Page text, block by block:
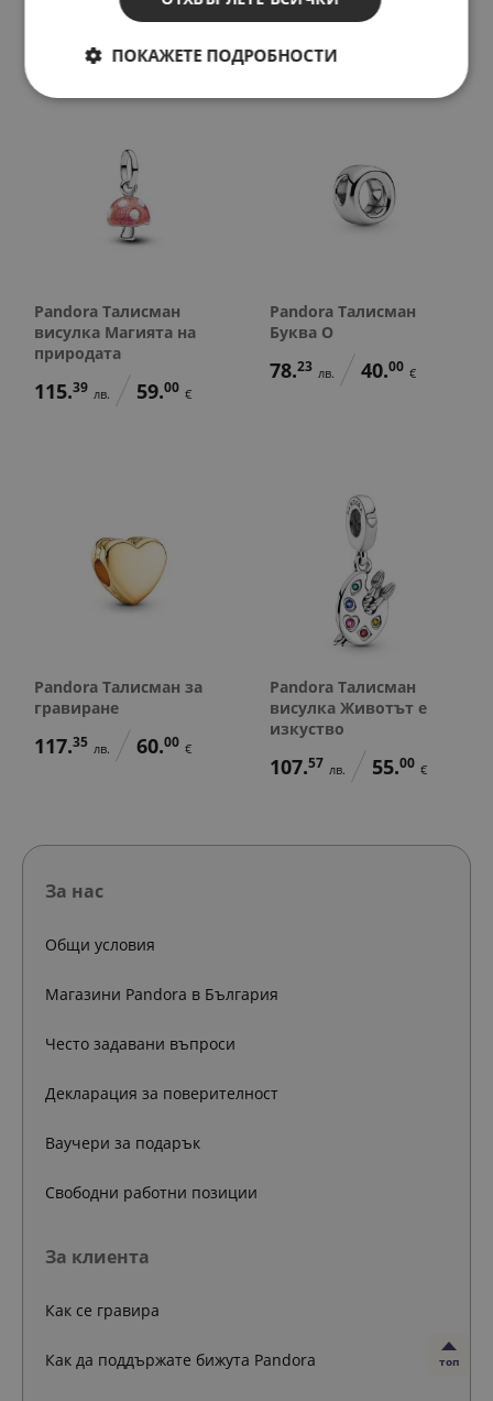
65. € 39.00
Pandora Талисман
висулка Магията на
природата
115.39 лв. 59.00 €
Pandora Талисман
Буква O
78.23 лв. 40.00 €
Pandora Талисман за
гравиране
117.35 лв. 60.00 €
Pandora Талисман
висулка Животът е
изкуство
107.57 лв. 55.00 €
топ
За нас
Общи условия
Магазини Pandora в България
Често задавани въпроси
Декларация за поверителност
Ваучери за подарък
Свободни работни позиции
За клиента
Как се гравира
Как да поддържате бижута Pandora
ПОКАЖЕТЕ ПОДРОБНОСТИ